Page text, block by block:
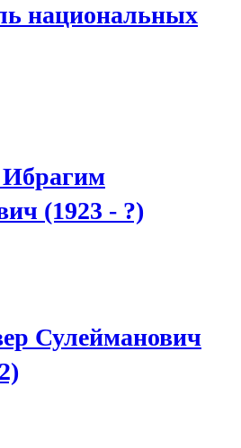
национальных
(1923 - ?)
Сулейманович